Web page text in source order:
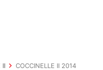
II COCCINELLE II 2014